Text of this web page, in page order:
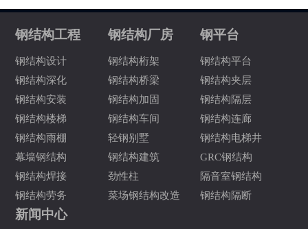
钢结构工程
钢结构设计
钢结构深化
钢结构安装
钢结构楼梯
钢结构雨棚
幕墙钢结构
钢结构焊接
钢结构劳务
钢结构厂房
钢结构桁架
钢结构桥梁
钢结构加固
钢结构车间
轻钢别墅
钢结构建筑
劲性柱
菜场钢结构改造
钢平台
钢结构平台
钢结构夹层
钢结构隔层
钢结构连廊
钢结构电梯井
GRC钢结构
隔音室钢结构
钢结构隔断
新闻中心